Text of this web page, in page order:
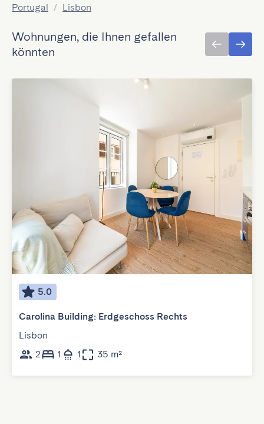
Portugal / Lisbon
Wohnungen, die Ihnen gefallen
könnten
5.0
Carolina Building: Erdgeschoss Rechts
Lisbon
2
1 1 35 m²